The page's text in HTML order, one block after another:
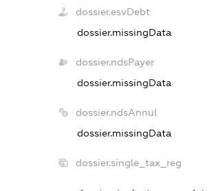
dossier.esvDebt
dossier.missingData
dossier.ndsPayer
dossier.missingData
dossier.ndsAnnul
dossier.missingData
dossier.single_tax_reg